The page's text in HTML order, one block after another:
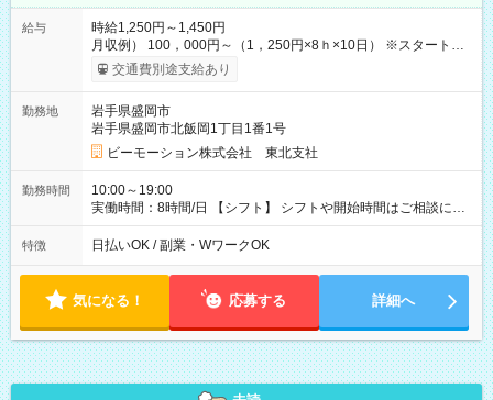
給与
時給1,250円～1,450円
月収例） 100，000円～（1，250円×8ｈ×10日） ※スタート時
給は経験・能力等を考慮 【給与支給日】 月末締めの翌月15日払
い ＊15日が土日祝の場合は前日の平日 ＊日払いも選べます！
場合ガソリン代を支給（勤務地などの条件・規定あり） 【試用
期間】試用期間なし
交通費別途支給あり
勤務地
岩手県盛岡市
岩手県盛岡市北飯岡1丁目1番1号
ビーモーション株式会社 東北支社
勤務時間
10:00～19:00
実働時間：8時間/日 【シフト】 シフトや開始時間はご相談に応
じます。 【休憩】 休憩60分（昼40分/夕方20分） 【残業】 残業
はほぼありません。
特徴 日払いOK / 副業・WワークOK
気になる！ 応募する 詳細へ